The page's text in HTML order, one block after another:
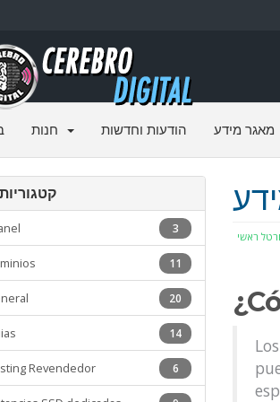
הודעות וחדשות מאגר מידע
ראשי
קטגוריות
3
11
20
14
6
Revendedor